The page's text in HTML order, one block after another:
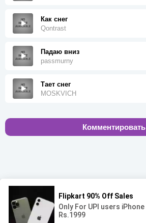
Как снег
Qontrast
Падаю вниз
passmurny
Тает снег
MOSKVICH
Комментировать
00:00